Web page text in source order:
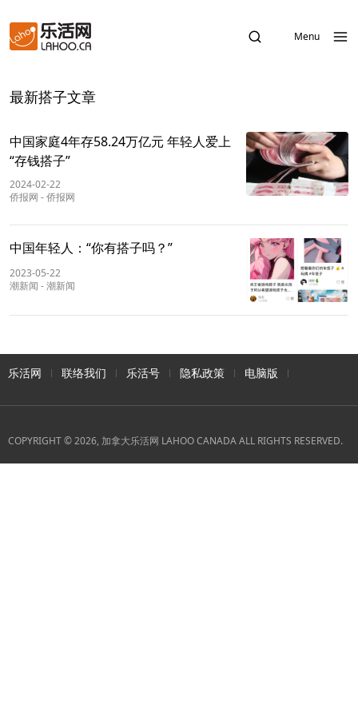
Menu
最新搭子文章
中国家庭4年存58.24万亿元 年轻人爱上
“存钱搭子”
2024-02-22
侨报网 -侨报网
中国年轻人：“你有搭子吗？”
2023-05-22
潮新闻 -潮新闻
乐活网 联络我们 乐活号 隐私政策 电脑版
COPYRIGHT © 2026, 加拿大乐活网 LAHOO CANADA ALL RIGHTS RESERVED.